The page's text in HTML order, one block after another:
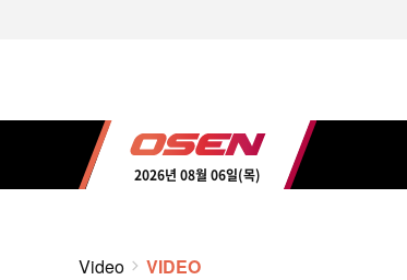
2026년 08월 06일(목)
Video VIDEO